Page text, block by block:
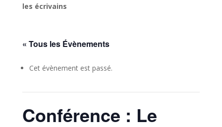
les écrivains
« Tous les Évènements
Cet évènement est passé.
Conférence : Le